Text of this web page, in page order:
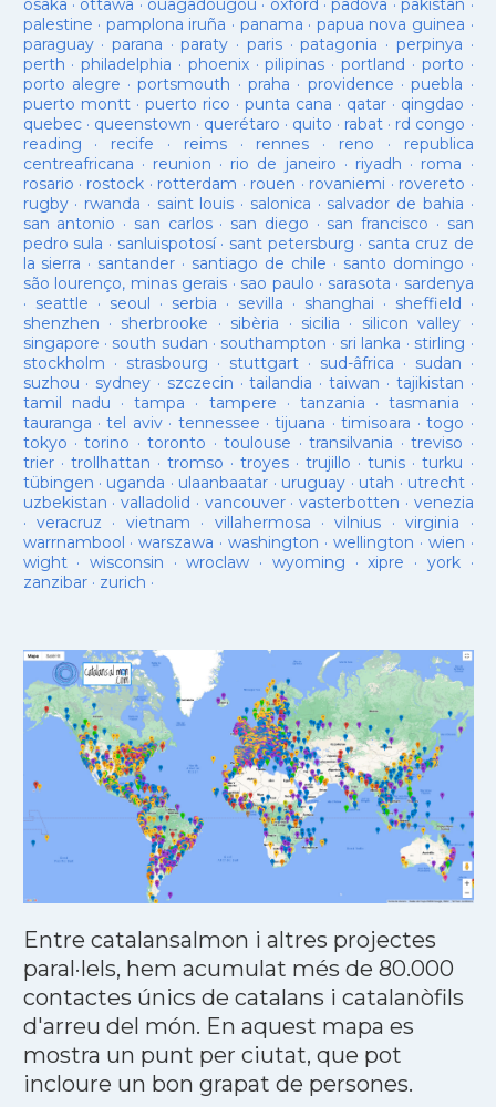
osaka · ottawa · ouagadougou · oxford ·padova ·pakistan ·
palestine · pamplona iruña · panama · papua nova guinea ·
paraguay· parana ·paraty · paris·patagonia · perpinya ·
perth ·philadelphia · phoenix·pilipinas ·portland · porto ·
porto alegre ·portsmouth ·praha · providence ·puebla ·
puerto montt· puerto rico ·punta cana · qatar · qingdao ·
quebec· queenstown · querétaro · quito · rabat · rd congo ·
reading · recife · reims· rennes · reno · republica
centreafricana · reunion · rio de janeiro · riyadh · roma ·
rosario · rostock · rotterdam · rouen · rovaniemi · rovereto ·
rugby· rwanda · saint louis · salonica · salvador de bahia ·
san antonio · san carlos· san diego · san francisco · san
pedro sula · sanluispotosí· sant petersburg · santa cruz de
la sierra · santander · santiago de chile · santo domingo ·
são lourenço, minas gerais · sao paulo · sarasota · sardenya
· seattle · seoul · serbia · sevilla · shanghai · sheffield ·
shenzhen · sherbrooke · sibèria · sicilia · silicon valley ·
singapore · south sudan · southampton · sri lanka · stirling ·
stockholm · strasbourg · stuttgart· sud-âfrica · sudan ·
suzhou · sydney · szczecin ·tailandia ·taiwan · tajikistan ·
tamil nadu ·tampa · tampere · tanzania ·tasmania ·
tauranga ·tel aviv· tennessee ·tijuana ·timisoara ·togo ·
tokyo ·torino ·toronto ·toulouse ·transilvania ·treviso ·
trier· trollhattan · tromso · troyes·trujillo ·tunis ·turku ·
tübingen · uganda · ulaanbaatar · uruguay · utah · utrecht ·
uzbekistan · valladolid · vancouver· vasterbotten · venezia
· veracruz · vietnam · villahermosa ·vilnius ·virginia ·
warrnambool ·warszawa ·washington · wellington · wien ·
wight· wisconsin ·wroclaw · wyoming ·xipre · york·
zanzibar· zurich ·
Entre catalansalmon i altres projectes
paral·lels, hem acumulat més de 80.000
contactes únics de catalans i catalanòfils
d'arreu del món. En aquest mapa es
mostra un punt per ciutat, que pot
incloure un bon grapat de persones.